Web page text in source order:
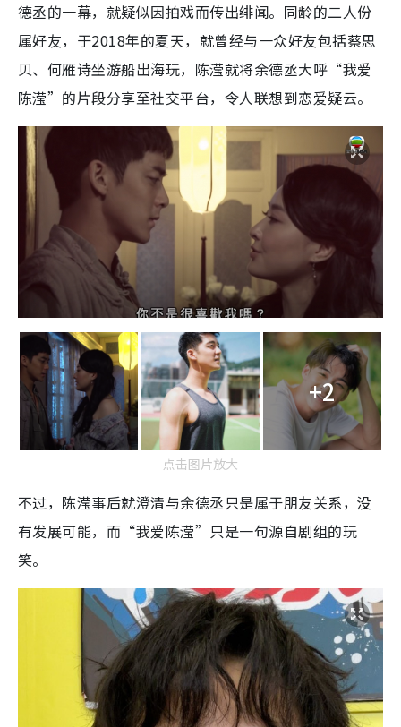
德丞的一幕，就疑似因拍戏而传出绯闻。同龄的二人份
属好友，于2018年的夏天，就曾经与一众好友包括蔡思
贝、何雁诗坐游船出海玩，陈滢就将余德丞大呼“我爱
陈滢”的片段分享至社交平台，令人联想到恋爱疑云。
+2
点击图片放大
不过，陈滢事后就澄清与余德丞只是属于朋友关系，没
有发展可能，而“我爱陈滢”只是一句源自剧组的玩
笑。